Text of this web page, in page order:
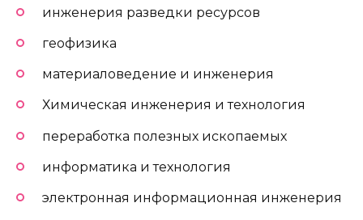
инженерия разведки ресурсов
геофизика
материаловедение и инженерия
Химическая инженерия и технология
переработка полезных ископаемых
информатика и технология
электронная информационная инженерия